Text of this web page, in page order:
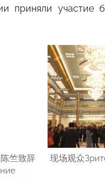
приняли участие
竺致辞
现场观众